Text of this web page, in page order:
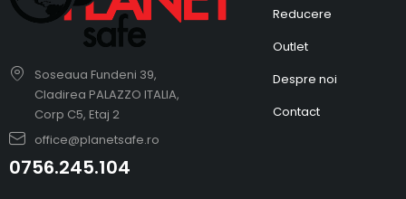
Soseaua Fundeni 39,
Cladirea PALAZZO ITALIA,
Corp C5, Etaj 2
office@planetsafe.ro
0756.245.104
Reducere
Outlet
Despre noi
Contact